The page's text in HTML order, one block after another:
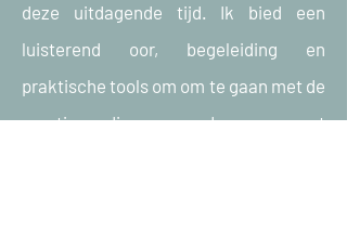
deze uitdagende tijd. Ik bied een
luisterend oor, begeleiding en
praktische tools om om te gaan met de
emoties die gepaard gaan met